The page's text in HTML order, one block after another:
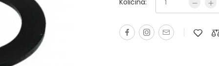
Količina: